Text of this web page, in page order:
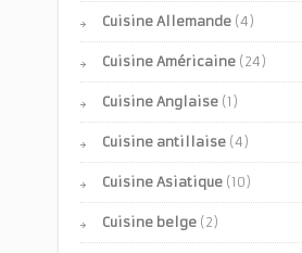
Cuisine Allemande (4)
Cuisine Américaine (24)
Cuisine Anglaise (1)
Cuisine antillaise (4)
Cuisine Asiatique (10)
Cuisine belge (2)